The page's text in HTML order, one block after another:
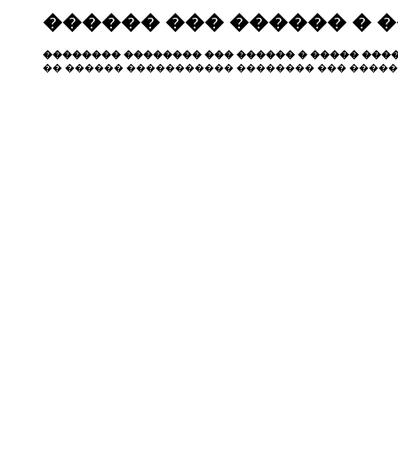
������ ��� ������ �
�������� �������� ��� ������ � �����
�� ������ ����������� �������� ���